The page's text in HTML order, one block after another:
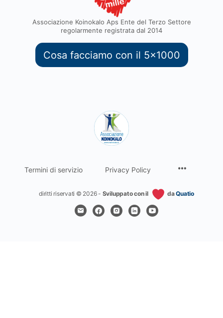
Associazione Koinokalo Aps Ente del Terzo Settore
regolarmente registrata dal 2014
Cosa facciamo con il 5x1000
Termini di servizio Privacy Policy
diritti riservati © 2026 - Sviluppato con il daQuatio